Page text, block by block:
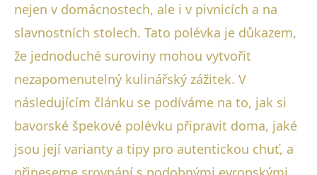
nejen v domácnostech, ale i v pivnicích a na
slavnostních stolech. Tato polévka je důkazem,
že jednoduché suroviny mohou vytvořit
nezapomenutelný kulinářský zážitek. V
následujícím článku se podíváme na to, jak si
bavorské špekové polévku připravit doma, jaké
jsou její varianty a tipy pro autentickou chuť, a